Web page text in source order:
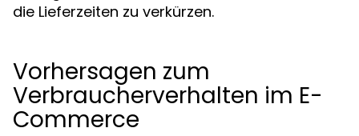
die Lieferzeiten zu verkürzen.
Vorhersagen zum
Verbraucherverhalten im E-
Commerce